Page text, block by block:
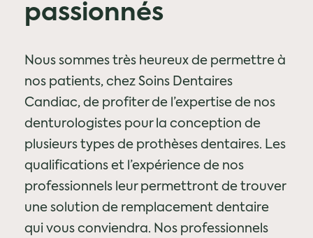
passionnés
Nous sommes très heureux de permettre à
nos patients, chez Soins Dentaires
Candiac, de profiter de l’expertise de nos
denturologistes pour la conception de
plusieurs types de prothèses dentaires. Les
qualifications et l’expérience de nos
professionnels leur permettront de trouver
une solution de remplacement dentaire
qui vous conviendra. Nos professionnels